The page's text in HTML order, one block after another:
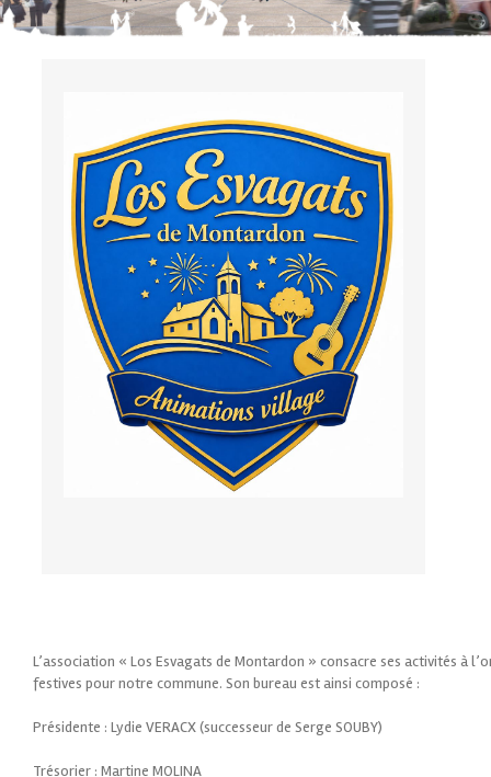
L’association « Los Esvagats de Montardon » consacre ses activités à
festives pour notre commune. Son bureau est ainsi composé :
Présidente : Lydie VERACX (successeur de Serge SOUBY)
Trésorier : Martine MOLINA